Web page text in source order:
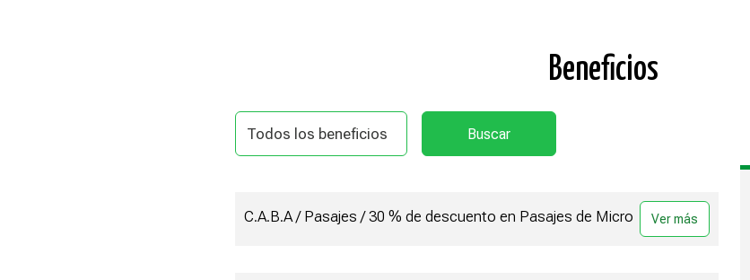
Beneficios
C.A.B.A / Pasajes / 30 % de descuento en Pasajes de Micro